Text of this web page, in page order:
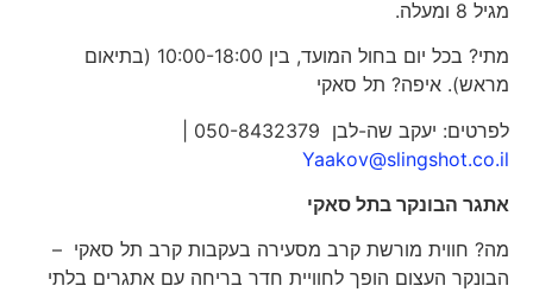
מגיל 8 ומעלה.
מתי? בכל יום בחול המועד, בין 10:00-18:00 (בתיאום
מראש). איפה? תל סאקי
לפרטים: יעקב שה-לבן 050-8432379 |
Yaakov@slingshot.co.il
אתגר הבונקר בתל סאקי
מה? חווית מורשת קרב מסעירה בעקבות קרב תל סאקי –
הבונקר העצום הופך לחוויית חדר בריחה עם אתגרים בלתי